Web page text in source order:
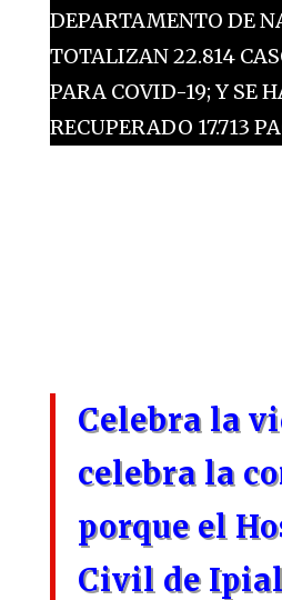
DEPARTAMENTO DE
TOTALIZAN 22.814
PARA COVID-19; Y SE
RECUPERADO 17.713
Celebra la
celebra la
porque el
Civil de